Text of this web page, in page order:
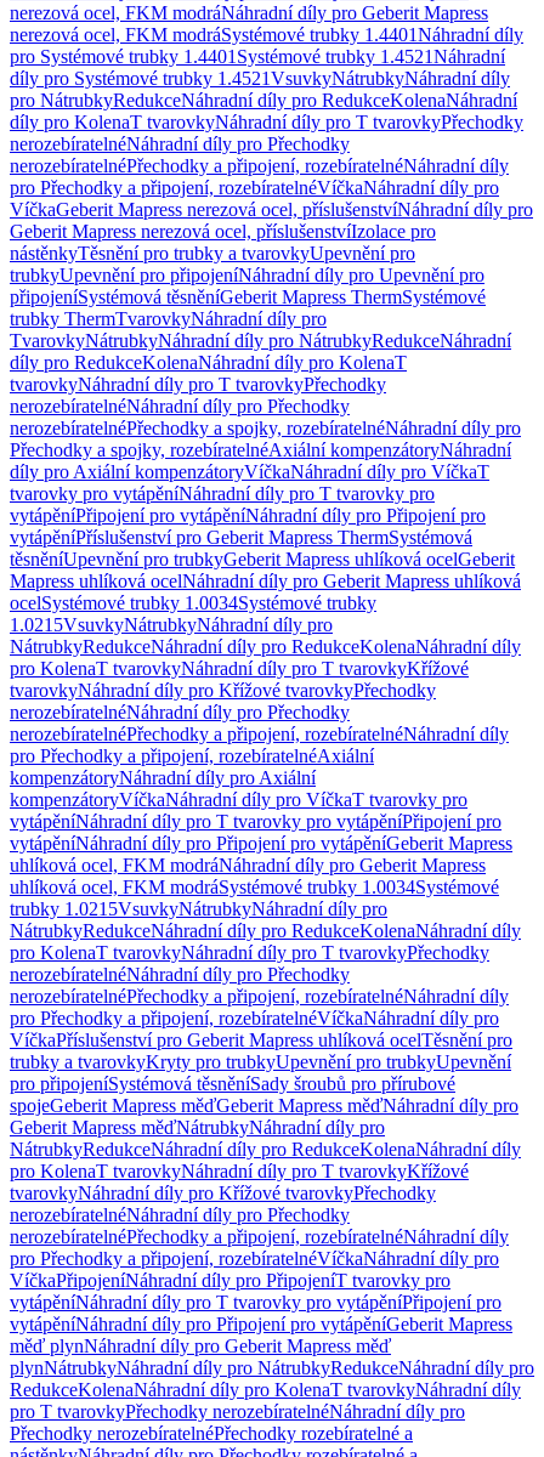
nerezová ocel, FKM modráNáhradní díly pro Geberit Mapress
nerezová ocel, FKM modráSystémové trubky 1.4401Náhradní díly
pro Systémové trubky 1.4401 Systémové trubky 1.4521Náhradní
díly pro Systémové trubky 1.4521VsuvkyNátrubkyNáhradní díly
pro NátrubkyRedukceNáhradní díly pro RedukceKolenaNáhradní
díly pro KolenaT tvarovkyNáhradní díly pro T tvarovkyPřechodky
nerozebíratelnéNáhradní díly pro Přechodky
nerozebíratelnéPřechodky a připojení, rozebíratelnéNáhradní díly
pro Přechodky a připojení, rozebíratelnéVíčkaNáhradní díly pro
VíčkaGeberit Mapress nerezová ocel, příslušenstvíNáhradní díly pro
Geberit Mapress nerezová ocel, příslušenstvíIzolace pro
nástěnkyTěsnění pro trubky a tvarovkyUpevnění pro
trubkyUpevnění pro připojeníNáhradní díly pro Upevnění pro
připojeníSystémová těsněníGeberit Mapress ThermSystémové
trubky ThermTvarovkyNáhradní díly pro
TvarovkyNátrubkyNáhradní díly pro NátrubkyRedukceNáhradní
díly pro RedukceKolenaNáhradní díly pro KolenaT
tvarovkyNáhradní díly pro T tvarovkyPřechodky
nerozebíratelnéNáhradní díly pro Přechodky
nerozebíratelnéPřechodky a spojky, rozebíratelnéNáhradní díly pro
Přechodky a spojky, rozebíratelnéAxiální kompenzátoryNáhradní
díly pro Axiální kompenzátoryVíčkaNáhradní díly pro VíčkaT
tvarovky pro vytápěníNáhradní díly pro T tvarovky pro
vytápěníPřipojení pro vytápěníNáhradní díly pro Připojení pro
vytápěníPříslušenství pro Geberit Mapress ThermSystémová
těsněníUpevnění pro trubkyGeberit Mapress uhlíková ocelGeberit
Mapress uhlíková ocelNáhradní díly pro Geberit Mapress uhlíková
ocelSystémové trubky 1.0034Systémové trubky
1.0215VsuvkyNátrubkyNáhradní díly pro
NátrubkyRedukceNáhradní díly pro RedukceKolenaNáhradní díly
pro KolenaT tvarovkyNáhradní díly pro T tvarovkyKřížové
tvarovkyNáhradní díly pro Křížové tvarovkyPřechodky
nerozebíratelnéNáhradní díly pro Přechodky
nerozebíratelnéPřechodky a připojení, rozebíratelnéNáhradní díly
pro Přechodky a připojení, rozebíratelnéAxiální
kompenzátoryNáhradní díly pro Axiální
kompenzátoryVíčkaNáhradní díly pro VíčkaT tvarovky pro
vytápěníNáhradní díly pro T tvarovky pro vytápěníPřipojení pro
vytápěníNáhradní díly pro Připojení pro vytápěníGeberit Mapress
uhlíková ocel, FKM modráNáhradní díly pro Geberit Mapress
uhlíková ocel, FKM modráSystémové trubky 1.0034Systémové
trubky 1.0215VsuvkyNátrubkyNáhradní díly pro
NátrubkyRedukceNáhradní díly pro RedukceKolenaNáhradní díly
pro KolenaT tvarovkyNáhradní díly pro T tvarovkyPřechodky
nerozebíratelnéNáhradní díly pro Přechodky
nerozebíratelnéPřechodky a připojení, rozebíratelnéNáhradní díly
pro Přechodky a připojení, rozebíratelnéVíčkaNáhradní díly pro
VíčkaPříslušenství pro Geberit Mapress uhlíková ocelTěsnění pro
trubky a tvarovkyKryty pro trubkyUpevnění pro trubkyUpevnění
pro připojeníSystémová těsněníSady šroubů pro přírubové
spojeGeberit Mapress měďGeberit Mapress měďNáhradní díly pro
Geberit Mapress měďNátrubkyNáhradní díly pro
NátrubkyRedukceNáhradní díly pro RedukceKolenaNáhradní díly
pro KolenaT tvarovkyNáhradní díly pro T tvarovkyKřížové
tvarovkyNáhradní díly pro Křížové tvarovkyPřechodky
nerozebíratelnéNáhradní díly pro Přechodky
nerozebíratelnéPřechodky a připojení, rozebíratelnéNáhradní díly
pro Přechodky a připojení, rozebíratelnéVíčkaNáhradní díly pro
VíčkaPřipojeníNáhradní díly pro PřipojeníT tvarovky pro
vytápěníNáhradní díly pro T tvarovky pro vytápěníPřipojení pro
vytápěníNáhradní díly pro Připojení pro vytápěníGeberit Mapress
měď plynNáhradní díly pro Geberit Mapress měď
plynNátrubkyNáhradní díly pro NátrubkyRedukceNáhradní díly pro
RedukceKolenaNáhradní díly pro KolenaT tvarovkyNáhradní díly
pro T tvarovkyPřechodky nerozebíratelnéNáhradní díly pro
Přechodky nerozebíratelnéPřechodky rozebíratelné a